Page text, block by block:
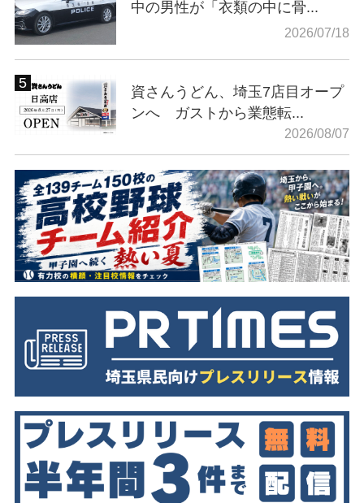
中の男性が「衣類の中に骨...
2026/07/18
資さんうどん、埼玉7店目オープ
ンへ ガストから業態転...
2026/08/07